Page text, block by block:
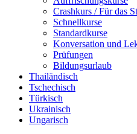
Crashkurs / Für das
Schnellkurse
Standardkurse
Konversation und
Prüfungen
Bildungsurlaub
Thailändisch
Tschechisch
Türkisch
Ukrainisch
Ungarisch